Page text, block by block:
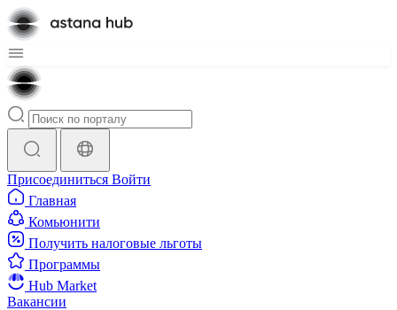
Присоединиться Войти
Главная
Комьюнити
Получить налоговые льготы
Программы
Hub Market
Вакансии